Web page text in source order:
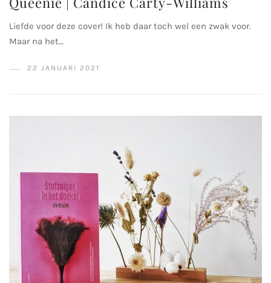
Liefde voor deze cover! Ik heb daar toch wel een zwak voor.
Maar na het…
22 JANUARI 2021